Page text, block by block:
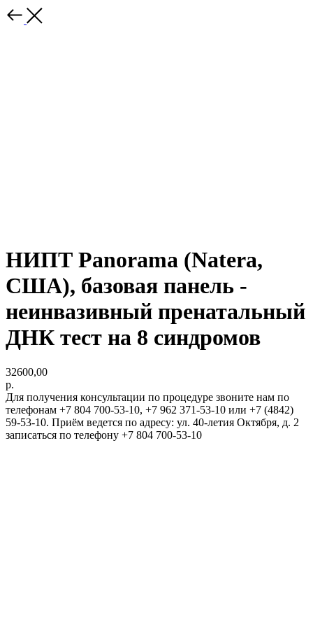
НИПТ Panorama (Natera,
США), базовая панель -
неинвазивный пренатальный
ДНК тест на 8 синдромов
32600,00
р.
Для получения консультации по процедуре звоните нам по
телефонам +7 804 700-53-10, +7 962 371-53-10 или +7 (4842)
59-53-10. Приём ведется по адресу: ул. 40-летия Октября, д. 2
записаться по телефону +7 804 700-53-10